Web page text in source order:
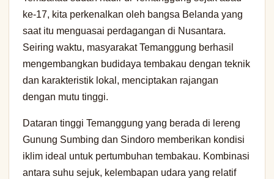
ke-17, kita perkenalkan oleh bangsa Belanda yang
saat itu menguasai perdagangan di Nusantara.
Seiring waktu, masyarakat Temanggung berhasil
mengembangkan budidaya tembakau dengan teknik
dan karakteristik lokal, menciptakan rajangan
dengan mutu tinggi.
Dataran tinggi Temanggung yang berada di lereng
Gunung Sumbing dan Sindoro memberikan kondisi
iklim ideal untuk pertumbuhan tembakau. Kombinasi
antara suhu sejuk, kelembapan udara yang relatif